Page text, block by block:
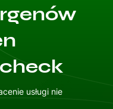
usługi nie